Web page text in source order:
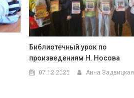
Библиотечный урок по
произведениям Н. Носова
07.12.2025 Анна Задвицкая